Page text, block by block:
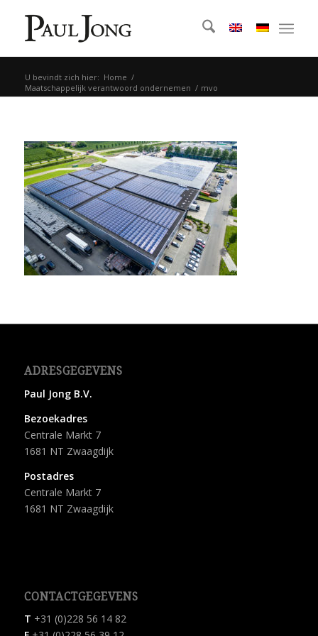
U bevindt zich hier: Home /
Maatschappelijk verantwoord ondernemen / mvo
ADRESGEGEVENS
Paul Jong B.V.
Bezoekadres
Centrale Markt 7
1681 NT Zwaagdijk
Postadres
Centrale Markt 7
1681 NT Zwaagdijk
CONTACTGEGEVENS
T +31 (0)228 56 14 82